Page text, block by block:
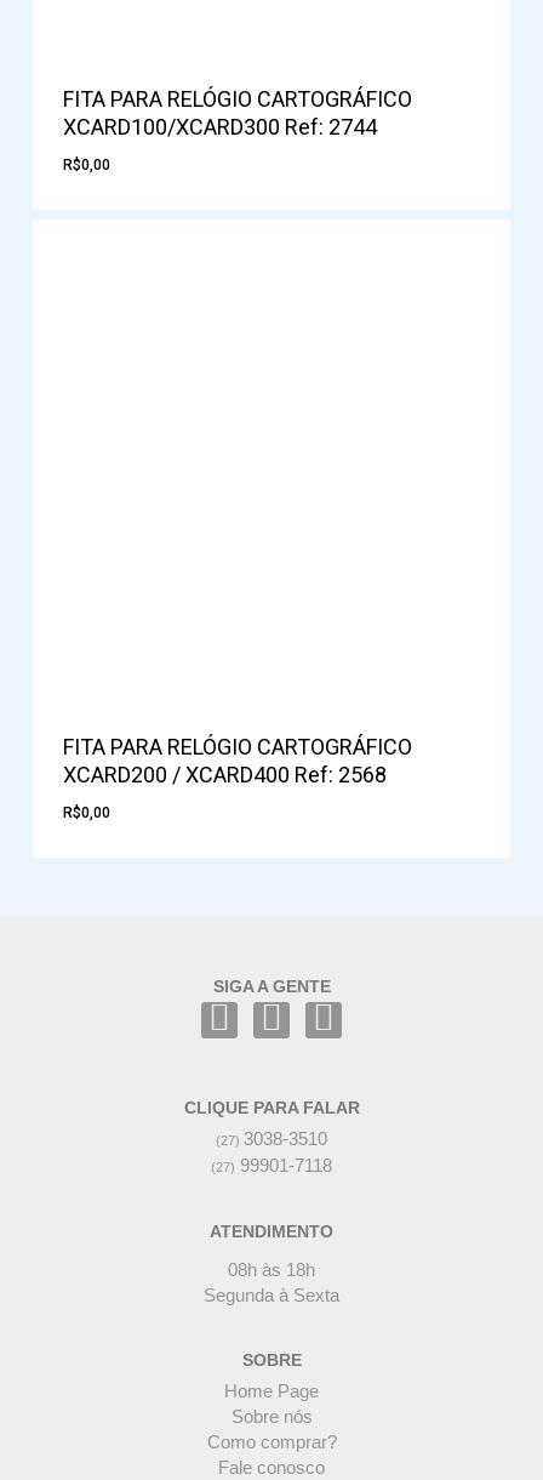
FITA PARA RELÓGIO CARTOGRÁFICO
XCARD100/XCARD300 Ref: 2744
R$0,00
FITA PARA RELÓGIO CARTOGRÁFICO
XCARD200 / XCARD400 Ref: 2568
R$0,00
SIGA A GENTE
CLIQUE PARA FALAR
(27) 3038-3510
(27) 99901-7118
ATENDIMENTO
08h às 18h
Segunda à Sexta
SOBRE
Home Page
Sobre nós
Como comprar?
Fale conosco